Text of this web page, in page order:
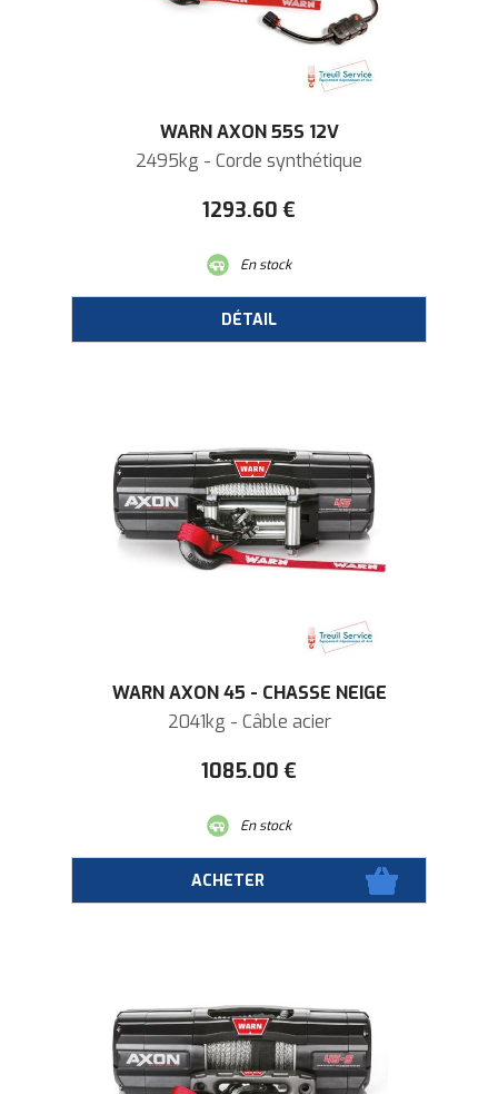
WARN AXON 55S 12V
2495kg - Corde synthétique
1293.60 €
En stock
WARN AXON 45 - CHASSE NEIGE
2041kg - Câble acier
1085.00 €
En stock